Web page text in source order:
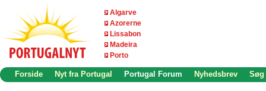
Algarve
Azorerne
Lissabon
Madeira
Porto
Forside Nyt fra Portugal Portugal Forum Nyhedsbrev Søg